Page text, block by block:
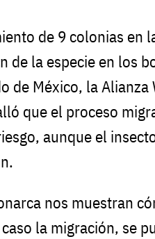
de 9 colonias en
de la especie en los
de México, la Alianza
que el proceso
aunque el
nos muestran
la migración, se